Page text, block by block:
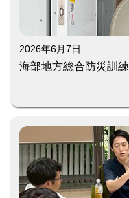
2026年6月7日
海部地方総合防災訓練